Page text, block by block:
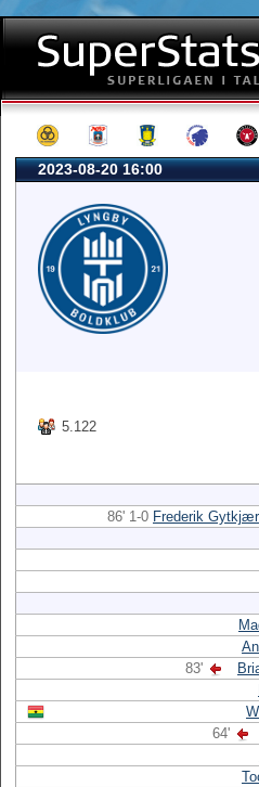
2023-08-20 16:00
5.122
86' 1-0 Frederik Gytkjær
83'
64'